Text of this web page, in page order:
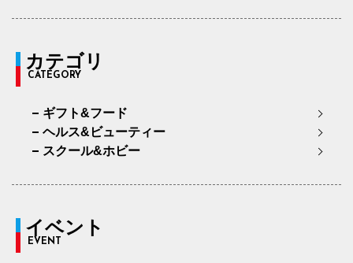
カテゴリ
CATEGORY
ギフト&フード
ヘルス&ビューティー
スクール&ホビー
イベント
EVENT